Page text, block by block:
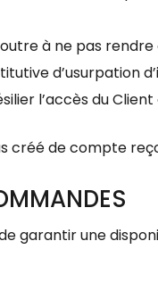
outre à ne pas
d’usurpation
l’accès du
créé de compte
garantir une